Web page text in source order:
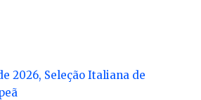
2026, Seleção Italiana de